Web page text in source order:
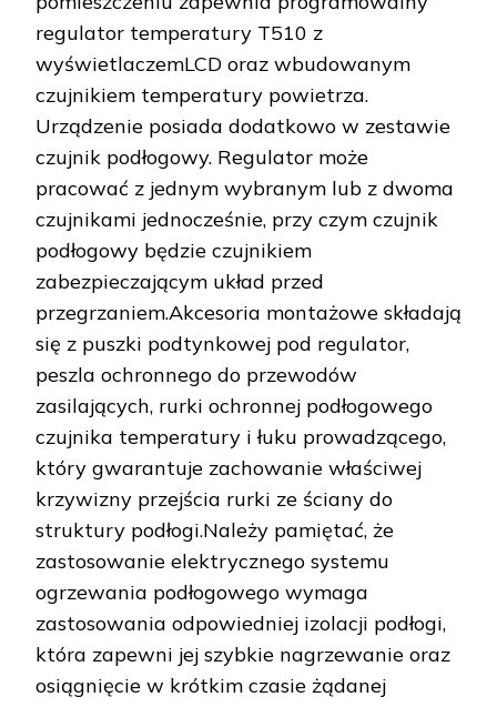
regulator temperatury T510 z
wyświetlaczemLCD oraz wbudowanym
czujnikiem temperatury powietrza.
Urządzenie posiada dodatkowo w zestawie
czujnik podłogowy. Regulator może
pracować z jednym wybranym lub z dwoma
czujnikami jednocześnie, przy czym czujnik
podłogowy będzie czujnikiem
zabezpieczającym układ przed
przegrzaniem.Akcesoria montażowe składają
się z puszki podtynkowej pod regulator,
peszla ochronnego do przewodów
zasilających, rurki ochronnej podłogowego
czujnika temperatury i łuku prowadzącego,
który gwarantuje zachowanie właściwej
krzywizny przejścia rurki ze ściany do
struktury podłogi.Należy pamiętać, że
zastosowanie elektrycznego systemu
ogrzewania podłogowego wymaga
zastosowania odpowiedniej izolacji podłogi,
która zapewni jej szybkie nagrzewanie oraz
osiągnięcie w krótkim czasie żądanej